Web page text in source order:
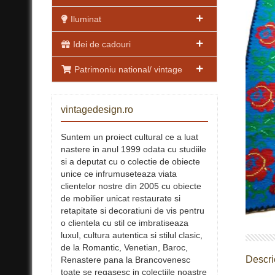
Iluminat
Idei de cadouri
Patrimoniu national/ vintage
vintagedesign.ro
Suntem un proiect cultural ce a luat
nastere in anul 1999 odata cu studiile
si a deputat cu o colectie de obiecte
unice ce infrumuseteaza viata
clientelor nostre din 2005 cu obiecte
de mobilier unicat restaurate si
retapitate si decoratiuni de vis pentru
o clientela cu stil ce imbratiseaza
luxul, cultura autentica si stilul clasic,
de la Romantic, Venetian, Baroc,
Renastere pana la Brancovenesc
toate se regasesc in colectiile noastre